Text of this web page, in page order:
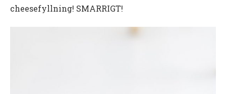
cheesefyllning! SMARRIGT!